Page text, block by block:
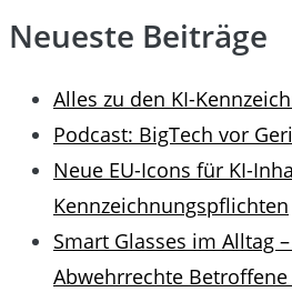
Neueste Beiträge
Alles zu den KI-
Podcast: BigTech vor
Neue EU-Icons für KI-
Kennzeichnungspflichten
Smart Glasses im Alltag
Abwehrrechte